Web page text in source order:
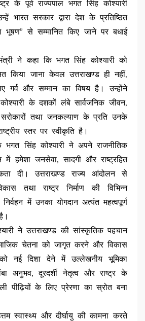
के पूर्व राज्यपाल भगत सिंह कोश्यारी
भारत सरकार द्वारा देश के प्रतिष्ठित
भूषण” से सम्मानित किए जाने पर बधाई
ने कहा कि भगत सिंह कोश्यारी को
किया जाना केवल उत्तराखण्ड ही नहीं,
गर्व और सम्मान का विषय है। उन्होंने
के दशकों लंबे सार्वजनिक जीवन,
सरोकारों तथा जनकल्याण के प्रति उनके
स्तर पर स्वीकृति है।
भगत सिंह कोश्यारी ने अपने राजनीतिक
में हमेशा जनसेवा, सादगी और राष्ट्रहित
दी। उत्तराखण्ड राज्य आंदोलन से
तथा राष्ट्र निर्माण की विभिन्न
में उनका योगदान अत्यंत महत्वपूर्ण
ने उत्तराखण्ड की सांस्कृतिक पहचान
चेतना को जागृत करने और विकास
नई दिशा देने में उल्लेखनीय भूमिका
अनुभव, दूरदर्शी नेतृत्व और राष्ट्र के
पीढ़ियों के लिए प्रेरणा का स्रोत बना
स्वास्थ्य और दीर्घायु की कामना करते